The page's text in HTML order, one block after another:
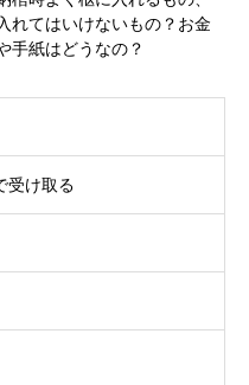
れてはいけないもの？お金
手紙はどうなの？
受け取る